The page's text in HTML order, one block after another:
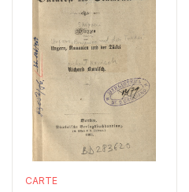
CARTE